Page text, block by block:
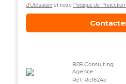
d’Utilisationet notre Politique de
B2B Consulting
Agence
Réf: Ref624a